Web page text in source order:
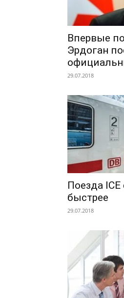
Впервые
Эрдоган
29.07.2018
Поезда
быстрее
29.07.2018